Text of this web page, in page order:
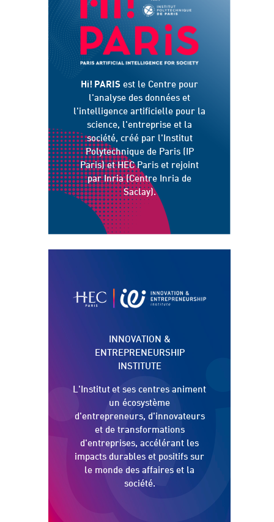
Hi! PARISest le Centre pour
l'analyse des données et
l'intelligence artificielle pour la
science, l'entreprise et la
société, créé par l'Institut
Polytechnique de Paris (IP
Paris) et HEC Paris et rejoint
par Inria (Centre Inria de
Saclay).
INNOVATION &
ENTREPRENEURSHIP
INSTITUTE
L'Institutet ses centres animent
un écosystème
d'entrepreneurs, d'innovateurs
et de transformations
d'entreprises, accélérant les
impacts durables et positifs sur
le monde des affaires et la
société.